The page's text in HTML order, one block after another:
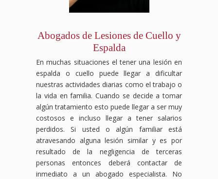
Abogados de Lesiones de Cuello y
Espalda
En muchas situaciones el tener una lesión en
espalda o cuello puede llegar a dificultar
nuestras actividades diarias como el trabajo o
la vida en familia. Cuando se decide a tomar
algún tratamiento esto puede llegar a ser muy
costosos e incluso llegar a tener salarios
perdidos. Si usted o algún familiar está
atravesando alguna lesión similar y es por
resultado de la negligencia de terceras
personas entonces deberá contactar de
inmediato a un abogado especialista. No